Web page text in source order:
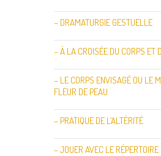
– DRAMATURGIE GESTUELLE
– À LA CROISÉE DU CORPS ET
– LE CORPS ENVISAGÉ OU LE
FLEUR DE PEAU
– PRATIQUE DE L’ALTÉRITÉ
– JOUER AVEC LE RÉPERTOIRE